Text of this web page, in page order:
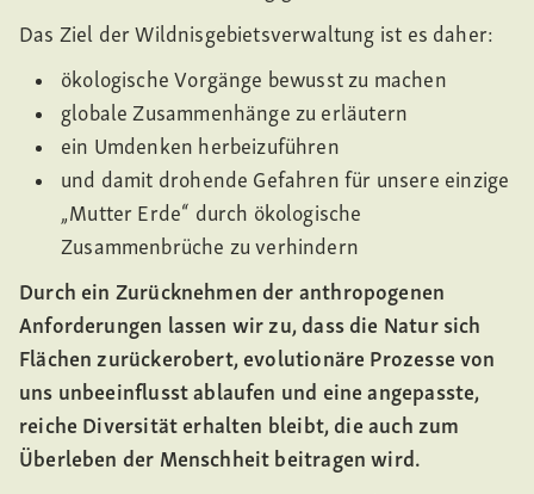
Das Ziel der Wildnisgebietsverwaltung ist es daher:
ökologische Vorgänge bewusst zu machen
globale Zusammenhänge zu erläutern
ein Umdenken herbeizuführen
und damit drohende Gefahren für unsere einzige
„Mutter Erde“ durch ökologische
Zusammenbrüche zu verhindern
Durch ein Zurücknehmen der anthropogenen
Anforderungen lassen wir zu, dass die Natur sich
Flächen zurückerobert, evolutionäre Prozesse von
uns unbeeinflusst ablaufen und eine angepasste,
reiche Diversität erhalten bleibt, die auch zum
Überleben der Menschheit beitragen wird.